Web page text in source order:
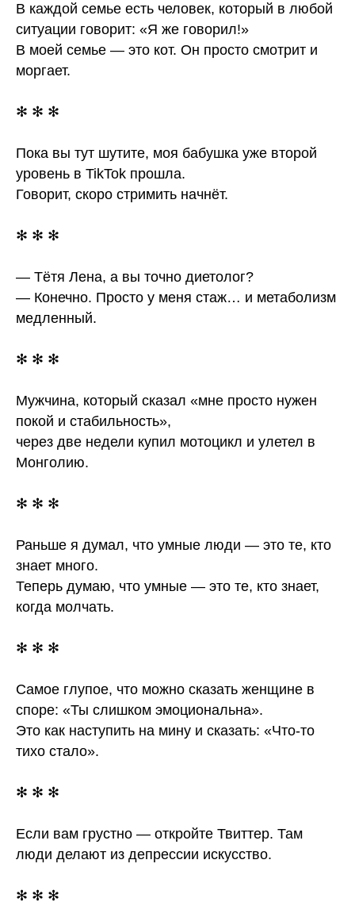
В каждой семье есть человек, который в любой
ситуации говорит: «Я же говорил!»
В моей семье — это кот. Он просто смотрит и
моргает.
✻ ✻ ✻
Пока вы тут шутите, моя бабушка уже второй
уровень в TikTok прошла.
Говорит, скоро стримить начнёт.
✻ ✻ ✻
— Тётя Лена, а вы точно диетолог?
— Конечно. Просто у меня стаж… и метаболизм
медленный.
✻ ✻ ✻
Мужчина, который сказал «мне просто нужен
покой и стабильность»,
через две недели купил мотоцикл и улетел в
Монголию.
✻ ✻ ✻
Раньше я думал, что умные люди — это те, кто
знает много.
Теперь думаю, что умные — это те, кто знает,
когда молчать.
✻ ✻ ✻
Самое глупое, что можно сказать женщине в
споре: «Ты слишком эмоциональна».
Это как наступить на мину и сказать: «Что-то
тихо стало».
✻ ✻ ✻
Если вам грустно — откройте Твиттер. Там
люди делают из депрессии искусство.
✻ ✻ ✻